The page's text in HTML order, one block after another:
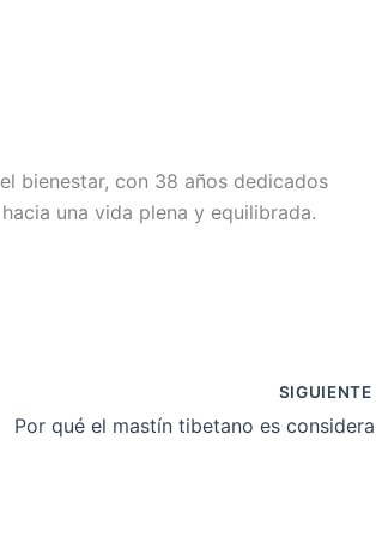
bienestar, con 38 años dedicados
una vida plena y equilibrada.
SIGUIENTE